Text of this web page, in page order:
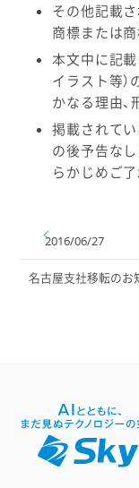
その他記載
商標または商
本文中に記載
イラスト等）
かなる理由、
掲載されてい
の後予告な
らかじめご了
2016/06/27
名古屋支社移転のお